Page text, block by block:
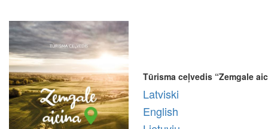
Tūrisma ceļvedis “Zemgale
Latviski
English